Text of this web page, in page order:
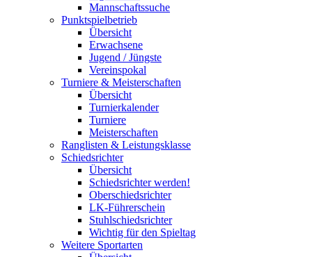
Mannschaftssuche
Punktspielbetrieb
Übersicht
Erwachsene
Jugend / Jüngste
Vereinspokal
Turniere & Meisterschaften
Übersicht
Turnierkalender
Turniere
Meisterschaften
Ranglisten & Leistungsklasse
Schiedsrichter
Übersicht
Schiedsrichter werden!
Oberschiedsrichter
LK-Führerschein
Stuhlschiedsrichter
Wichtig für den Spieltag
Weitere Sportarten